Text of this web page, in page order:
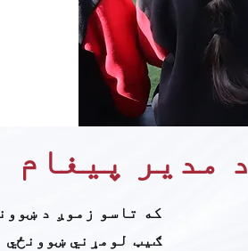
د مدیر پیغام
که تاسو زموږ د
ګیټ لومړني ښوونځي